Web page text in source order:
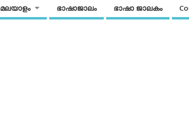
മലയാളം ഭാഷാജാലം ഭാഷാ ജാലകം